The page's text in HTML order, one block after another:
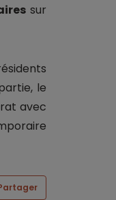
sur
le
avec